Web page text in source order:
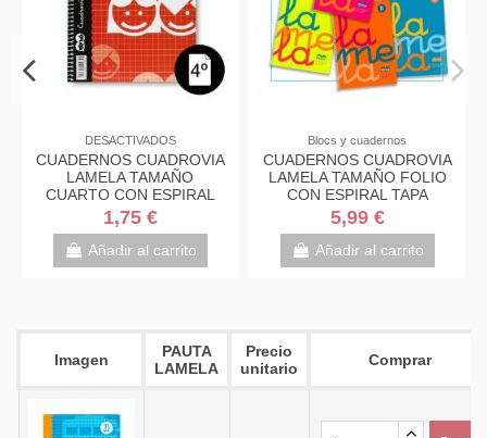
Blocs y cuadernos
CUADERNO 80H TAMAÑO
CUARTO, TAPA DE
PLÁSTICO CUADRO 4X4
1,50 €
Añadir al carrito
DESACTIVADOS
CUADERNOS CUADROVIA
LAMELA TAMAÑO
CUARTO CON ESPIRAL
1,75 €
Añadir al carrito
Imagen
PAUTA
LAMELA
Precio
unitario
Comprar